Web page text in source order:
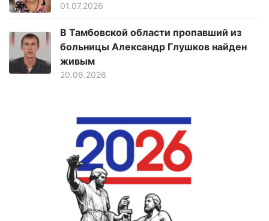
01.07.2026
В Тамбовской области пропавший из
больницы Александр Глушков найден
живым
20.06.2026